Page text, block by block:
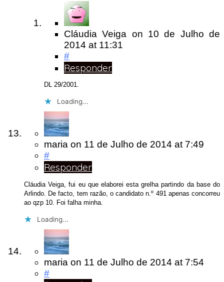
Cláudia Veiga on 10 de Julho de
2014 at 11:31
#
Responder
DL 29/2001.
Loading...
maria on 11 de Julho de 2014 at 7:49
#
Responder
Cláudia Veiga, fui eu que elaborei esta grelha partindo da base do
Arlindo. De facto, tem razão, o candidato n.º 491 apenas concorreu
ao qzp 10. Foi falha minha.
Loading...
maria on 11 de Julho de 2014 at 7:54
#